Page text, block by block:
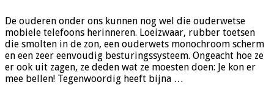
De ouderen onder ons kunnen nog wel die ouderwetse
mobiele telefoons herinneren. Loeizwaar, rubber toetsen
die smolten in de zon, een ouderwets monochroom scherm
en een zeer eenvoudig besturingssysteem. Ongeacht hoe ze
er ook uit zagen, ze deden wat ze moesten doen: Je kon er
mee bellen! Tegenwoordig heeft bijna …